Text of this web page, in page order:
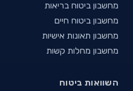
מחשבון ביטוח בריאות
מחשבון ביטוח חיים
מחשבון תאונות אישיות
מחשבון מחלות קשות
השוואות ביטוח